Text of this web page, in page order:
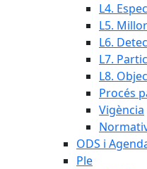
L4.
L5.
L6.
L7.
L8.
Procés
Vigència
ODS i
Ple